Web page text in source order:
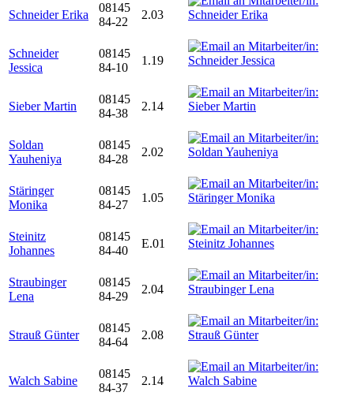
Schneider Erika
08145
84-22
2.03
Schneider
Jessica
08145
84-10
1.19
Sieber Martin
08145
84-38
2.14
Soldan
Yauheniya
08145
84-28
2.02
Stäringer
Monika
08145
84-27
1.05
Steinitz
Johannes
08145
84-40
E.01
Straubinger
Lena
08145
84-29
2.04
Strauß Günter
08145
84-64
2.08
Walch Sabine
08145
84-37
2.14